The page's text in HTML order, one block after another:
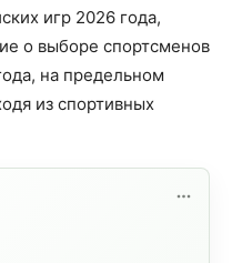
игр 2026 года,
о выборе спортсменов
на предельном
из спортивных